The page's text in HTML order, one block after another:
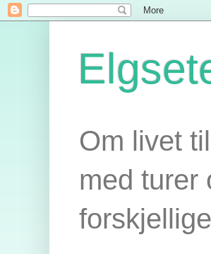
Om livet
med turer